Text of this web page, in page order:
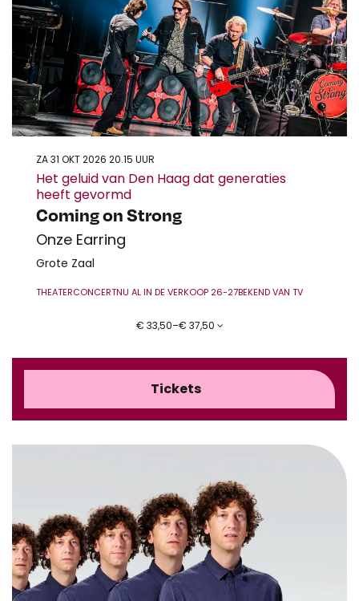
Coming on Strong
Onze Earring
Het geluid van Den Haag dat generaties
heeft gevormd
ZA 31 OKT 2026 20.15 UUR
Grote Zaal
THEATERCONCERTNU AL IN DE VERKOOP 26-27BEKEND VAN TV
€ 33,50–€ 37,50
Tickets